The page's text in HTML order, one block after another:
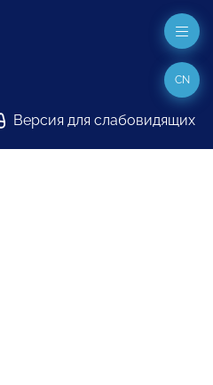
Версия для слабовидящих
CN